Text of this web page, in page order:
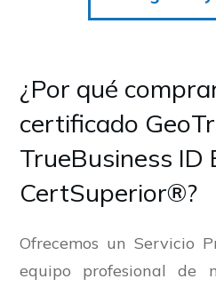
¿Por qué
certificado
TrueBusiness ID
CertSuperior®?
Ofrecemos un Servicio
equipo profesional de